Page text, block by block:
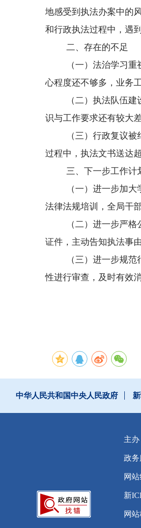
地感受到执法办案中的
和行政执法过程中，遇
二、 存在的不足
（一）法治学习
心程度还不够多，业务
（二）执法队伍
识与工作要求还有较大
（三）行政复议
过程中，执法文书送达
三、下一步工作计
（一）进一步加
法律法规培训，全局干
（二）进一步严格
证件，主动告知执法事
（三）进一步规
性进行审查，及时有效
中华人民共和国中央人民政府
主
政务
网
新
网